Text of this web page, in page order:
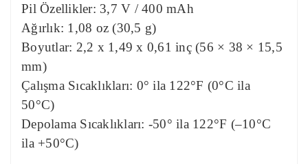
Pil Özellikler: 3,7 V / 400 mAh
Ağırlık: 1,08 oz (30,5 g)
Boyutlar: 2,2 x 1,49 x 0,61 inç (56 × 38 × 15,5
mm)
Çalışma Sıcaklıkları: 0° ila 122°F (0°C ila
50°C)
Depolama Sıcaklıkları: -50° ila 122°F (–10°C
ila +50°C)